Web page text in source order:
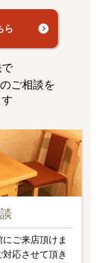
ら
ご相談を
ご来店頂けま
応させて頂き